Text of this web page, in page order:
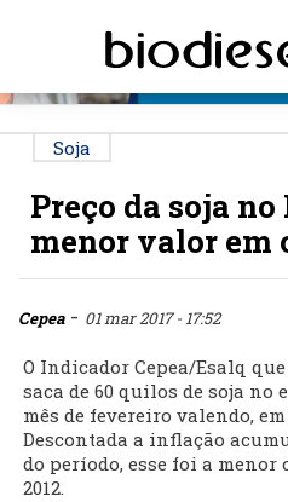
Soja
Preço da soja
menor valor em
Cepea- 01 mar 2017 - 17:52
O Indicador Cepea/Esalq
saca de 60 quilos de soja no
mês de fevereiro valendo, em
Descontada a inflação
do período, esse foi a menor
2012.